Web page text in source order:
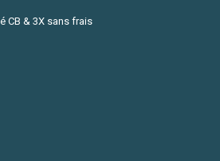
CB & 3X sans frais